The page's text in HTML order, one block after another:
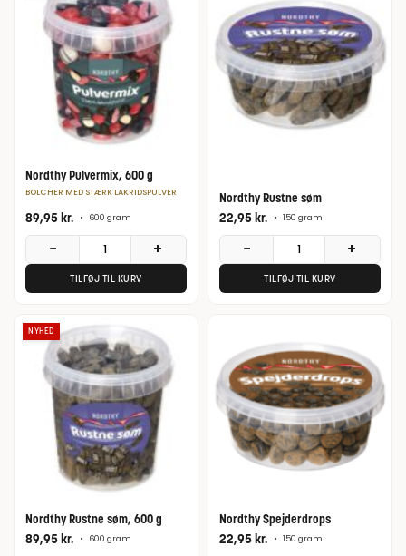
Nordthy Pulvermix, 600 g
BOLCHER MED STÆRK LAKRIDSPULVER
89,95kr. • 600 gram
− +
TILFØJ TIL KURV
Nordthy Rustne søm
22,95kr. • 150 gram
− +
TILFØJ TIL KURV
NYHED
Nordthy Rustne søm, 600 g
89,95kr. • 600 gram
Nordthy Spejderdrops
22,95kr. • 150 gram